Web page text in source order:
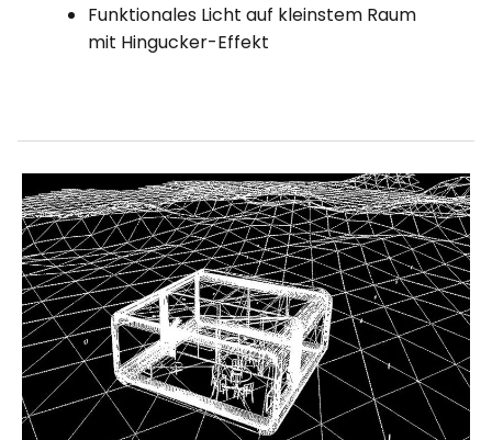
Funktionales Licht auf kleinstem Raum
mit Hingucker-Effekt